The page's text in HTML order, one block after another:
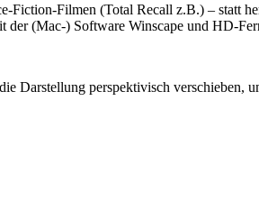
Fiction-Filmen (Total Recall z.B.) – statt
(Mac-) Software Winscape und HD-
Darstellung perspektivisch verschieben,